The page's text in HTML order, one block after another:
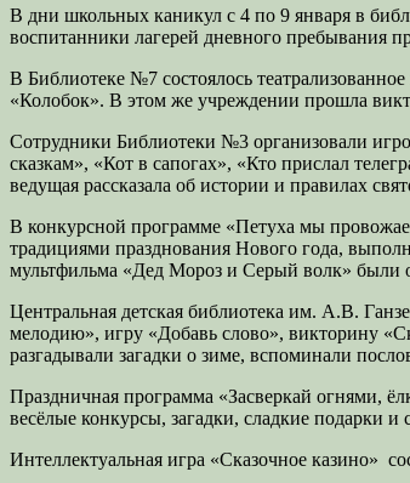
В дни школьных каникул с 4 по 9 января в
воспитанники лагерей дневного пребывания
В Библиотеке №7 состоялось
«Колобок». В этом же учреждении прошла
Сотрудники Библиотеки №3 организовали
сказкам», «Кот в сапогах», «Кто прислал
ведущая рассказала об истории и правилах
В конкурсной программе «Петуха мы
традициями празднования Нового года,
мультфильма «Дед Мороз и Серый волк» были
Центральная детская библиотека им. А.В.
мелодию», игру «Добавь слово», викторину
разгадывали загадки о зиме, вспоминали
Праздничная программа «Засверкай огнями,
весёлые конкурсы, загадки, сладкие подарки и
Интеллектуальная игра «Сказочное казино»